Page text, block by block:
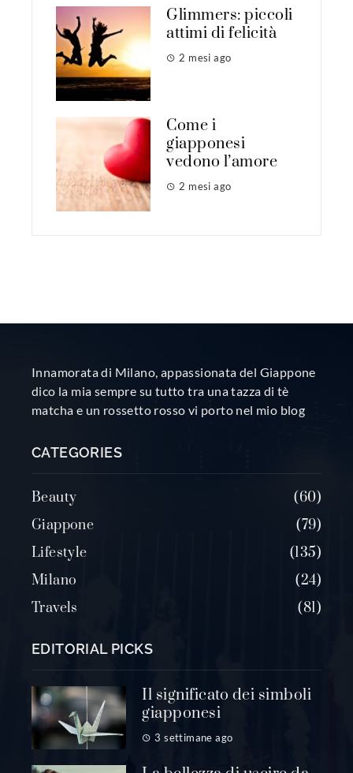
Glimmers: piccoli
attimi di felicità
2 mesi ago
Come i
giapponesi
vedono l’amore
2 mesi ago
Innamorata di Milano, appassionata del Giappone
dico la mia sempre su tutto tra una tazza di tè
matcha e un rossetto rosso vi porto nel mio blog
CATEGORIES
Beauty
60
Giappone
79
Lifestyle
135
Milano
24
Travels
81
EDITORIAL PICKS
Il significato dei simboli
giapponesi
3 settimane ago